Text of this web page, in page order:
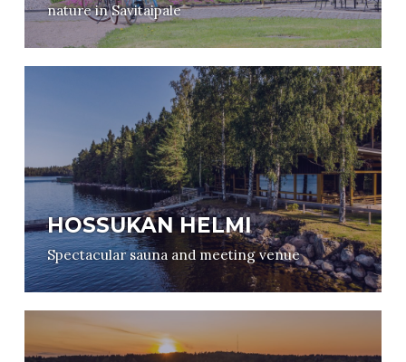
nature in Savitaipale
HOSSUKAN HELMI
Spectacular sauna and meeting venue